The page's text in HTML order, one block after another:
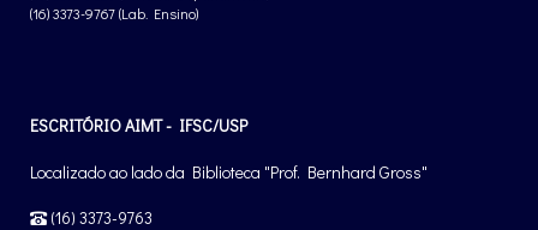
(16) 3373-9767 (Lab. Ensino)
ESCRITÓRIO AIMT - IFSC/USP
Localizado ao lado da Biblioteca "Prof. Bernhard Gross"
(16) 3373-9763